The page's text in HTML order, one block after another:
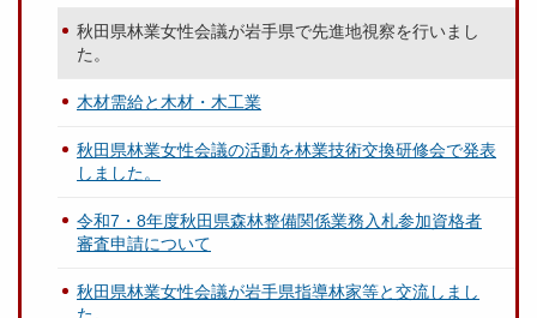
秋田県林業女性会議が岩手県で先進地視察を行いまし
た。
木材需給と木材・木工業
秋田県林業女性会議の活動を林業技術交換研修会で発表
しました。
令和7・8年度秋田県森林整備関係業務入札参加資格者
審査申請について
秋田県林業女性会議が岩手県指導林家等と交流しまし
た。